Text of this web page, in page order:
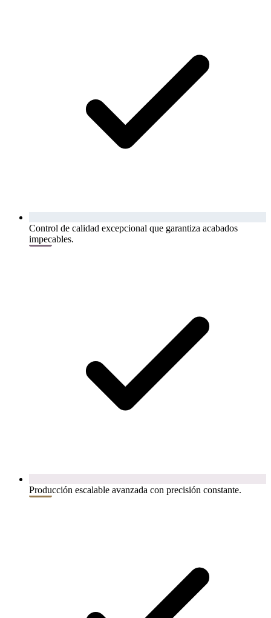
Control de calidad excepcional que garantiza acabados
impecables.
Producción escalable avanzada con precisión constante.